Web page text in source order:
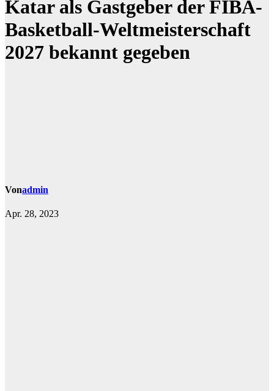
Katar als Gastgeber der FIBA-
Basketball-Weltmeisterschaft
2027 bekannt gegeben
Vonadmin
Apr. 28, 2023